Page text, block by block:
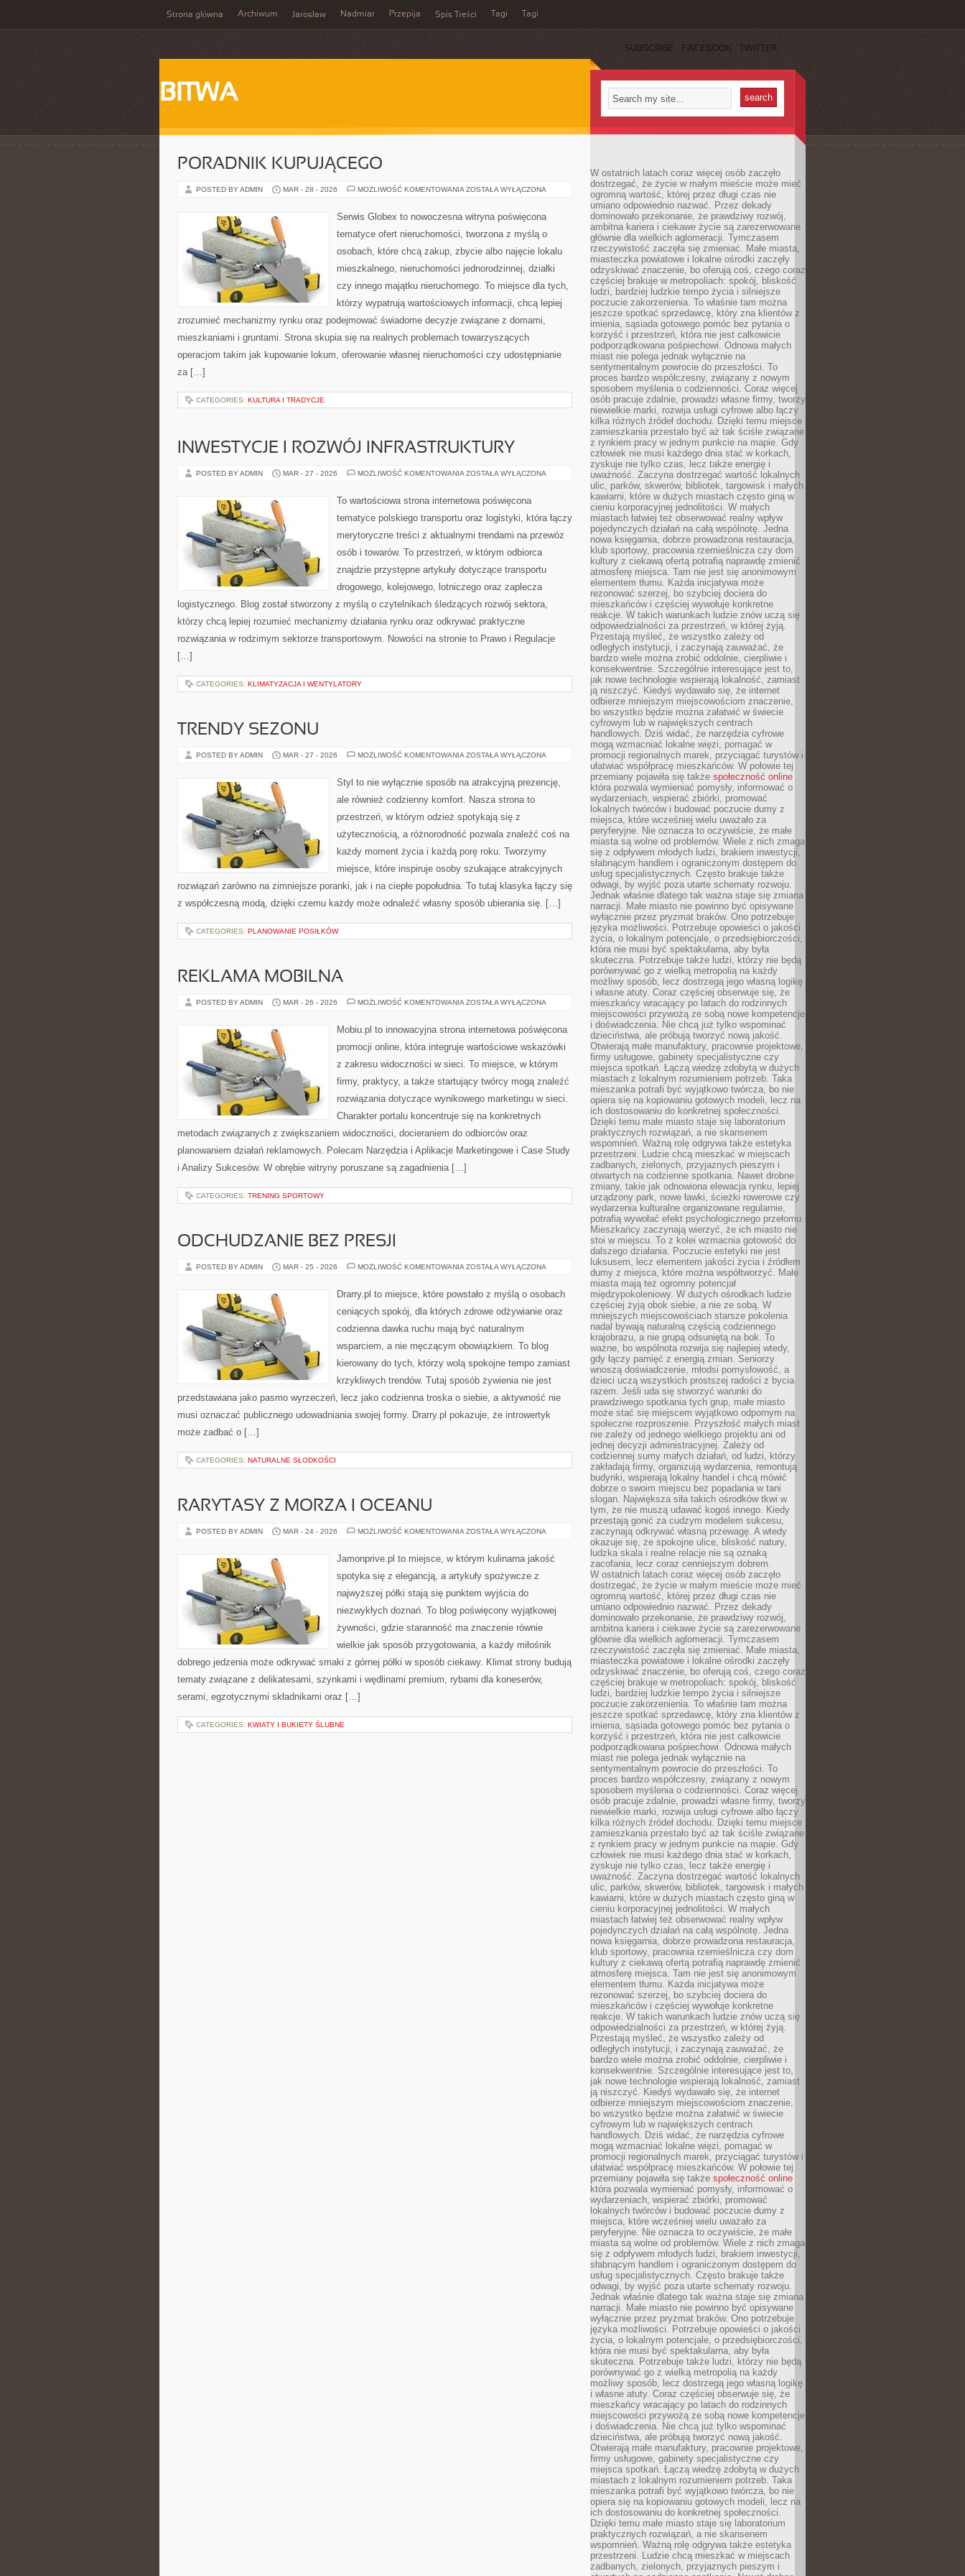
Strona główna Archiwum Jarosław Nadmiar Przepija Spis Treści Tagi Tagi
SUBSCRIBE FACEBOOK TWITTER
BITWA
PORADNIK KUPUJĄCEGO
POSTED BY ADMIN MAR - 28 - 2026 MOŻLIWOŚĆ KOMENTOWANIA PORADNIK
ZOSTAŁA WYŁĄCZONA
Serwis Globex to nowoczesna witryna poświęcona
tematyce ofert nieruchomości, tworzona z myślą o
osobach, które chcą zakup, zbycie albo najęcie lokalu
mieszkalnego, nieruchomości jednorodzinnej, działki
czy innego majątku nieruchomego. To miejsce dla tych,
którzy wypatrują wartościowych informacji, chcą lepiej
zrozumieć mechanizmy rynku oraz podejmować świadome decyzje związane z domami,
mieszkaniami i gruntami. Strona skupia się na realnych problemach towarzyszących
operacjom takim jak kupowanie lokum, oferowanie własnej nieruchomości czy udostępnianie
za […]
CATEGORIES: KULTURA I TRADYCJE
INWESTYCJE I ROZWÓJ INFRASTRUKTURY
POSTED BY ADMIN MAR - 27 - 2026 MOŻLIWOŚĆ KOMENTOWANIA INWESTYCJE
INFRASTRUKTURY
ZOSTAŁA WYŁĄCZONA
To wartościowa strona internetowa poświęcona
tematyce polskiego transportu oraz logistyki, która łączy
merytoryczne treści z aktualnymi trendami na przewóz
osób i towarów. To przestrzeń, w którym odbiorca
znajdzie przystępne artykuły dotyczące transportu
drogowego, kolejowego, lotniczego oraz zaplecza
logistycznego. Blog został stworzony z myślą o czytelnikach śledzących rozwój sektora,
którzy chcą lepiej rozumieć mechanizmy działania rynku oraz odkrywać praktyczne
rozwiązania w rodzimym sektorze transportowym. Nowości na stronie to Prawo i Regulacje
[…]
CATEGORIES: KLIMATYZACJA I WENTYLATORY
TRENDY SEZONU
POSTED BY ADMIN MAR - 27 - 2026 MOŻLIWOŚĆ KOMENTOWANIA TRENDY
ZOSTAŁA WYŁĄCZONA
Styl to nie wyłącznie sposób na atrakcyjną prezencję,
ale również codzienny komfort. Nasza strona to
przestrzeń, w którym odzież spotykają się z
użytecznością, a różnorodność pozwala znaleźć coś na
każdy moment życia i każdą porę roku. Tworzymy
miejsce, które inspiruje osoby szukające atrakcyjnych
rozwiązań zarówno na zimniejsze poranki, jak i na ciepłe popołudnia. To tutaj klasyka łączy się
z współczesną modą, dzięki czemu każdy może odnaleźć własny sposób ubierania się. […]
CATEGORIES: PLANOWANIE POSIŁKÓW
REKLAMA MOBILNA
POSTED BY ADMIN MAR - 26 - 2026 MOŻLIWOŚĆ KOMENTOWANIA REKLAMA
ZOSTAŁA WYŁĄCZONA
Mobiu.pl to innowacyjna strona internetowa poświęcona
promocji online, która integruje wartościowe wskazówki
z zakresu widoczności w sieci. To miejsce, w którym
firmy, praktycy, a także startujący twórcy mogą znaleźć
rozwiązania dotyczące wynikowego marketingu w sieci.
Charakter portalu koncentruje się na konkretnych
metodach związanych z zwiększaniem widoczności, docieraniem do odbiorców oraz
planowaniem działań reklamowych. Polecam Narzędzia i Aplikacje Marketingowe i Case Study
i Analizy Sukcesów. W obrębie witryny poruszane są zagadnienia […]
CATEGORIES: TRENING SPORTOWY
ODCHUDZANIE BEZ PRESJI
POSTED BY ADMIN MAR - 25 - 2026 MOŻLIWOŚĆ KOMENTOWANIA ODCHUDZANIE
ZOSTAŁA WYŁĄCZONA
Drarry.pl to miejsce, które powstało z myślą o osobach
ceniących spokój, dla których zdrowe odżywianie oraz
codzienna dawka ruchu mają być naturalnym
wsparciem, a nie męczącym obowiązkiem. To blog
kierowany do tych, którzy wolą spokojne tempo zamiast
krzykliwych trendów. Tutaj sposób żywienia nie jest
przedstawiana jako pasmo wyrzeczeń, lecz jako codzienna troska o siebie, a aktywność nie
musi oznaczać publicznego udowadniania swojej formy. Drarry.pl pokazuje, że introwertyk
może zadbać o […]
CATEGORIES: NATURALNE SŁODKOŚCI
RARYTASY Z MORZA I OCEANU
POSTED BY ADMIN MAR - 24 - 2026 MOŻLIWOŚĆ KOMENTOWANIA RARYTASY
I
OCEANU
ZOSTAŁA WYŁĄCZONA
Jamonprive.pl to miejsce, w którym kulinarna jakość
spotyka się z elegancją, a artykuły spożywcze z
najwyższej półki stają się punktem wyjścia do
niezwykłych doznań. To blog poświęcony wyjątkowej
żywności, gdzie staranność ma znaczenie równie
wielkie jak sposób przygotowania, a każdy miłośnik
dobrego jedzenia może odkrywać smaki z górnej półki w sposób ciekawy. Klimat strony budują
tematy związane z delikatesami, szynkami i wędlinami premium, rybami dla koneserów,
serami, egzotycznymi składnikami oraz […]
CATEGORIES: KWIATY I BUKIETY ŚLUBNE
W ostatnich latach coraz więcej osób zaczęło
dostrzegać, że życie w małym mieście może mieć
ogromną wartość, której przez długi czas nie
umiano odpowiednio nazwać. Przez dekady
dominowało przekonanie, że prawdziwy rozwój,
ambitna kariera i ciekawe życie są zarezerwowane
głównie dla wielkich aglomeracji. Tymczasem
rzeczywistość zaczęła się zmieniać. Małe miasta,
miasteczka powiatowe i lokalne ośrodki zaczęły
odzyskiwać znaczenie, bo oferują coś, czego coraz
częściej brakuje w metropoliach: spokój, bliskość
ludzi, bardziej ludzkie tempo życia i silniejsze
poczucie zakorzenienia. To właśnie tam można
jeszcze spotkać sprzedawcę, który zna klientów z
imienia, sąsiada gotowego pomóc bez pytania o
korzyść i przestrzeń, która nie jest całkowicie
podporządkowana pośpiechowi. Odnowa małych
miast nie polega jednak wyłącznie na
sentymentalnym powrocie do przeszłości. To
proces bardzo współczesny, związany z nowym
sposobem myślenia o codzienności. Coraz więcej
osób pracuje zdalnie, prowadzi własne firmy, tworzy
niewielkie marki, rozwija usługi cyfrowe albo łączy
kilka różnych źródeł dochodu. Dzięki temu miejsce
zamieszkania przestało być aż tak ściśle związane
z rynkiem pracy w jednym punkcie na mapie. Gdy
człowiek nie musi każdego dnia stać w korkach,
zyskuje nie tylko czas, lecz także energię i
uważność. Zaczyna dostrzegać wartość lokalnych
ulic, parków, skwerów, bibliotek, targowisk i małych
kawiarni, które w dużych miastach często giną w
cieniu korporacyjnej jednolitości. W małych
miastach łatwiej też obserwować realny wpływ
pojedynczych działań na całą wspólnotę. Jedna
nowa księgarnia, dobrze prowadzona restauracja,
klub sportowy, pracownia rzemieślnicza czy dom
kultury z ciekawą ofertą potrafią naprawdę zmienić
atmosferę miejsca. Tam nie jest się anonimowym
elementem tłumu. Każda inicjatywa może
rezonować szerzej, bo szybciej dociera do
mieszkańców i częściej wywołuje konkretne
reakcje. W takich warunkach ludzie znów uczą się
odpowiedzialności za przestrzeń, w której żyją.
Przestają myśleć, że wszystko zależy od
odległych instytucji, i zaczynają zauważać, że
bardzo wiele można zrobić oddolnie, cierpliwie i
konsekwentnie. Szczególnie interesujące jest to,
jak nowe technologie wspierają lokalność, zamiast
ją niszczyć. Kiedyś wydawało się, że internet
odbierze mniejszym miejscowościom znaczenie,
bo wszystko będzie można załatwić w świecie
cyfrowym lub w największych centrach
handlowych. Dziś widać, że narzędzia cyfrowe
mogą wzmacniać lokalne więzi, pomagać w
promocji regionalnych marek, przyciągać turystów i
ułatwiać współpracę mieszkańców. W połowie tej
przemiany pojawiła się także społeczność online
która pozwala wymieniać pomysły, informować o
wydarzeniach, wspierać zbiórki, promować
lokalnych twórców i budować poczucie dumy z
miejsca, które wcześniej wielu uważało za
peryferyjne. Nie oznacza to oczywiście, że małe
miasta są wolne od problemów. Wiele z nich zmaga
się z odpływem młodych ludzi, brakiem inwestycji,
słabnącym handlem i ograniczonym dostępem do
usług specjalistycznych. Często brakuje także
odwagi, by wyjść poza utarte schematy rozwoju.
Jednak właśnie dlatego tak ważna staje się zmiana
narracji. Małe miasto nie powinno być opisywane
wyłącznie przez pryzmat braków. Ono potrzebuje
języka możliwości. Potrzebuje opowieści o jakości
życia, o lokalnym potencjale, o przedsiębiorczości,
która nie musi być spektakularna, aby była
skuteczna. Potrzebuje także ludzi, którzy nie będą
porównywać go z wielką metropolią na każdy
możliwy sposób, lecz dostrzegą jego własną logikę
i własne atuty. Coraz częściej obserwuje się, że
mieszkańcy wracający po latach do rodzinnych
miejscowości przywożą ze sobą nowe kompetencje
i doświadczenia. Nie chcą już tylko wspominać
dzieciństwa, ale próbują tworzyć nową jakość.
Otwierają małe manufaktury, pracownie projektowe,
firmy usługowe, gabinety specjalistyczne czy
miejsca spotkań. Łączą wiedzę zdobytą w dużych
miastach z lokalnym rozumieniem potrzeb. Taka
mieszanka potrafi być wyjątkowo twórcza, bo nie
opiera się na kopiowaniu gotowych modeli, lecz na
ich dostosowaniu do konkretnej społeczności.
Dzięki temu małe miasto staje się laboratorium
praktycznych rozwiązań, a nie skansenem
wspomnień. Ważną rolę odgrywa także estetyka
przestrzeni. Ludzie chcą mieszkać w miejscach
zadbanych, zielonych, przyjaznych pieszym i
otwartych na codzienne spotkania. Nawet drobne
zmiany, takie jak odnowiona elewacja rynku, lepiej
urządzony park, nowe ławki, ścieżki rowerowe czy
wydarzenia kulturalne organizowane regularnie,
potrafią wywołać efekt psychologicznego przełomu.
Mieszkańcy zaczynają wierzyć, że ich miasto nie
stoi w miejscu. To z kolei wzmacnia gotowość do
dalszego działania. Poczucie estetyki nie jest
luksusem, lecz elementem jakości życia i źródłem
dumy z miejsca, które można współtworzyć. Małe
miasta mają też ogromny potencjał
międzypokoleniowy. W dużych ośrodkach ludzie
częściej żyją obok siebie, a nie ze sobą. W
mniejszych miejscowościach starsze pokolenia
nadal bywają naturalną częścią codziennego
krajobrazu, a nie grupą odsuniętą na bok. To
ważne, bo wspólnota rozwija się najlepiej wtedy,
gdy łączy pamięć z energią zmian. Seniorzy
wnoszą doświadczenie, młodsi pomysłowość, a
dzieci uczą wszystkich prostszej radości z bycia
razem. Jeśli uda się stworzyć warunki do
prawdziwego spotkania tych grup, małe miasto
może stać się miejscem wyjątkowo odpornym na
społeczne rozproszenie. Przyszłość małych miast
nie zależy od jednego wielkiego projektu ani od
jednej decyzji administracyjnej. Zależy od
codziennej sumy małych działań, od ludzi, którzy
zakładają firmy, organizują wydarzenia, remontują
budynki, wspierają lokalny handel i chcą mówić
dobrze o swoim miejscu bez popadania w tani
slogan. Największa siła takich ośrodków tkwi w
tym, że nie muszą udawać kogoś innego. Kiedy
przestają gonić za cudzym modelem sukcesu,
zaczynają odkrywać własną przewagę. A wtedy
okazuje się, że spokojne ulice, bliskość natury,
ludzka skala i realne relacje nie są oznaką
zacofania, lecz coraz cenniejszym dobrem.
W ostatnich latach coraz więcej osób zaczęło
dostrzegać, że życie w małym mieście może mieć
ogromną wartość, której przez długi czas nie
umiano odpowiednio nazwać. Przez dekady
dominowało przekonanie, że prawdziwy rozwój,
ambitna kariera i ciekawe życie są zarezerwowane
głównie dla wielkich aglomeracji. Tymczasem
rzeczywistość zaczęła się zmieniać. Małe miasta,
miasteczka powiatowe i lokalne ośrodki zaczęły
odzyskiwać znaczenie, bo oferują coś, czego coraz
częściej brakuje w metropoliach: spokój, bliskość
ludzi, bardziej ludzkie tempo życia i silniejsze
poczucie zakorzenienia. To właśnie tam można
jeszcze spotkać sprzedawcę, który zna klientów z
imienia, sąsiada gotowego pomóc bez pytania o
korzyść i przestrzeń, która nie jest całkowicie
podporządkowana pośpiechowi. Odnowa małych
miast nie polega jednak wyłącznie na
sentymentalnym powrocie do przeszłości. To
proces bardzo współczesny, związany z nowym
sposobem myślenia o codzienności. Coraz więcej
osób pracuje zdalnie, prowadzi własne firmy, tworzy
niewielkie marki, rozwija usługi cyfrowe albo łączy
kilka różnych źródeł dochodu. Dzięki temu miejsce
zamieszkania przestało być aż tak ściśle związane
z rynkiem pracy w jednym punkcie na mapie. Gdy
człowiek nie musi każdego dnia stać w korkach,
zyskuje nie tylko czas, lecz także energię i
uważność. Zaczyna dostrzegać wartość lokalnych
ulic, parków, skwerów, bibliotek, targowisk i małych
kawiarni, które w dużych miastach często giną w
cieniu korporacyjnej jednolitości. W małych
miastach łatwiej też obserwować realny wpływ
pojedynczych działań na całą wspólnotę. Jedna
nowa księgarnia, dobrze prowadzona restauracja,
klub sportowy, pracownia rzemieślnicza czy dom
kultury z ciekawą ofertą potrafią naprawdę zmienić
atmosferę miejsca. Tam nie jest się anonimowym
elementem tłumu. Każda inicjatywa może
rezonować szerzej, bo szybciej dociera do
mieszkańców i częściej wywołuje konkretne
reakcje. W takich warunkach ludzie znów uczą się
odpowiedzialności za przestrzeń, w której żyją.
Przestają myśleć, że wszystko zależy od
odległych instytucji, i zaczynają zauważać, że
bardzo wiele można zrobić oddolnie, cierpliwie i
konsekwentnie. Szczególnie interesujące jest to,
jak nowe technologie wspierają lokalność, zamiast
ją niszczyć. Kiedyś wydawało się, że internet
odbierze mniejszym miejscowościom znaczenie,
bo wszystko będzie można załatwić w świecie
cyfrowym lub w największych centrach
handlowych. Dziś widać, że narzędzia cyfrowe
mogą wzmacniać lokalne więzi, pomagać w
promocji regionalnych marek, przyciągać turystów i
ułatwiać współpracę mieszkańców. W połowie tej
przemiany pojawiła się także społeczność online
która pozwala wymieniać pomysły, informować o
wydarzeniach, wspierać zbiórki, promować
lokalnych twórców i budować poczucie dumy z
miejsca, które wcześniej wielu uważało za
peryferyjne. Nie oznacza to oczywiście, że małe
miasta są wolne od problemów. Wiele z nich zmaga
się z odpływem młodych ludzi, brakiem inwestycji,
słabnącym handlem i ograniczonym dostępem do
usług specjalistycznych. Często brakuje także
odwagi, by wyjść poza utarte schematy rozwoju.
Jednak właśnie dlatego tak ważna staje się zmiana
narracji. Małe miasto nie powinno być opisywane
wyłącznie przez pryzmat braków. Ono potrzebuje
języka możliwości. Potrzebuje opowieści o jakości
życia, o lokalnym potencjale, o przedsiębiorczości,
która nie musi być spektakularna, aby była
skuteczna. Potrzebuje także ludzi, którzy nie będą
porównywać go z wielką metropolią na każdy
możliwy sposób, lecz dostrzegą jego własną logikę
i własne atuty. Coraz częściej obserwuje się, że
mieszkańcy wracający po latach do rodzinnych
miejscowości przywożą ze sobą nowe kompetencje
i doświadczenia. Nie chcą już tylko wspominać
dzieciństwa, ale próbują tworzyć nową jakość.
Otwierają małe manufaktury, pracownie projektowe,
firmy usługowe, gabinety specjalistyczne czy
miejsca spotkań. Łączą wiedzę zdobytą w dużych
miastach z lokalnym rozumieniem potrzeb. Taka
mieszanka potrafi być wyjątkowo twórcza, bo nie
opiera się na kopiowaniu gotowych modeli, lecz na
ich dostosowaniu do konkretnej społeczności.
Dzięki temu małe miasto staje się laboratorium
praktycznych rozwiązań, a nie skansenem
wspomnień. Ważną rolę odgrywa także estetyka
przestrzeni. Ludzie chcą mieszkać w miejscach
zadbanych, zielonych, przyjaznych pieszym i